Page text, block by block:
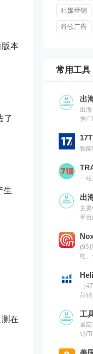
本
了
生
在
社媒营销
谷歌广告
常用工具
出
出
推
智
一
出
主
平
具
(95
红
（
品
工
最
销/